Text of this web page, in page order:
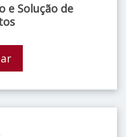
e Solução de